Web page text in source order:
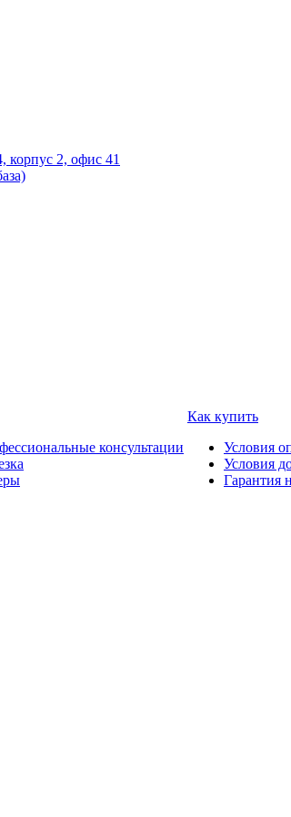
корпус 2, офис 41
консультации
Как купить
Условия
Условия
Гарантия